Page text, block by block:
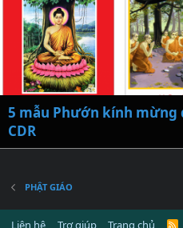
5 mẫu Phướn kính mừng
CDR
PHẬT GIÁO
Liên hệ Trợ giúp Trang chủ
R